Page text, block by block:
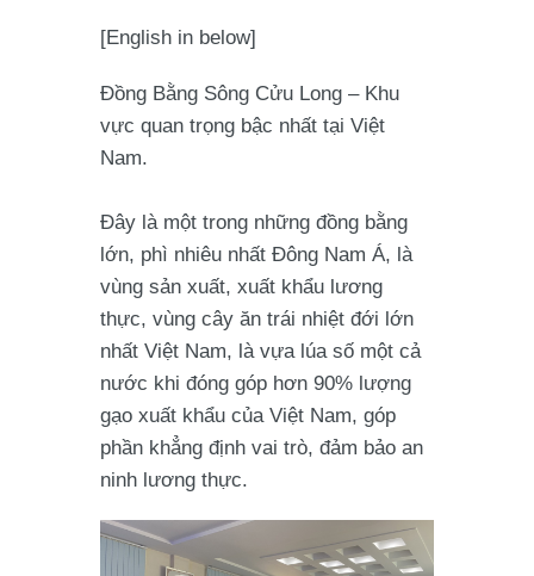
[English in below]
Đồng Bằng Sông Cửu Long – Khu
vực quan trọng bậc nhất tại Việt
Nam.
Đây là một trong những đồng bằng
lớn, phì nhiêu nhất Đông Nam Á, là
vùng sản xuất, xuất khẩu lương
thực, vùng cây ăn trái nhiệt đới lớn
nhất Việt Nam, là vựa lúa số một cả
nước khi đóng góp hơn 90% lượng
gạo xuất khẩu của Việt Nam, góp
phần khẳng định vai trò, đảm bảo an
ninh lương thực.